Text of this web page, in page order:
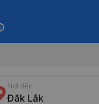
Nơi đến